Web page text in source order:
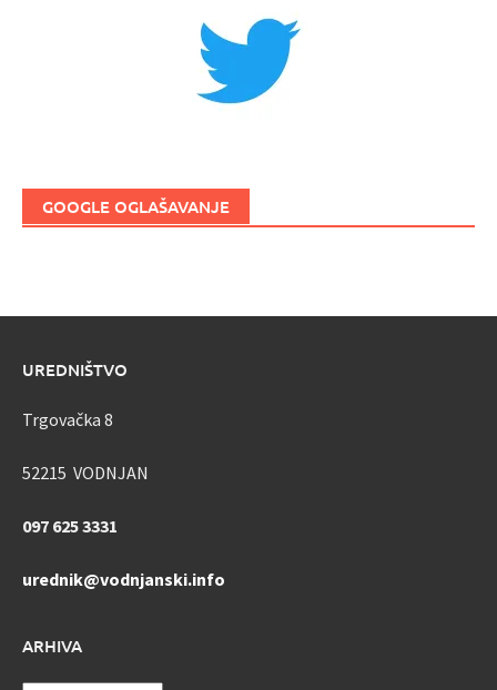
GOOGLE OGLAŠAVANJE
UREDNIŠTVO
Trgovačka 8
52215 VODNJAN
097 625 3331
urednik@vodnjanski.info
ARHIVA